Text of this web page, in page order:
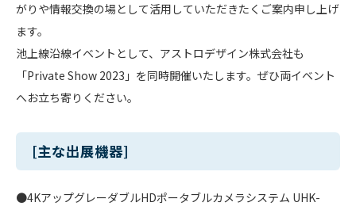
がりや情報交換の場として活用していただきたくご案内申し上げ
ます。
池上線沿線イベントとして、アストロデザイン株式会社も
「Private Show 2023」を同時開催いたします。ぜひ両イベント
へお立ち寄りください。
[主な出展機器]
●4KアップグレーダブルHDポータブルカメラシステム UHK-